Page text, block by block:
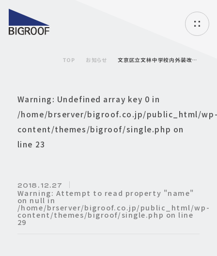
バ
ー
TOP お知らせ 文京区立文林中学校内外装改修工事（Ⅱ期）
Warning: Undefined array key 0 in
/home/brserver/bigroof.co.jp/public_html/
content/themes/bigroof/single.php on
line 23
2018. 12.27
Warning: Attempt to read property "name"
on null in
/home/brserver/bigroof.co.jp/public_html/wp-
content/themes/bigroof/single.php on line
29